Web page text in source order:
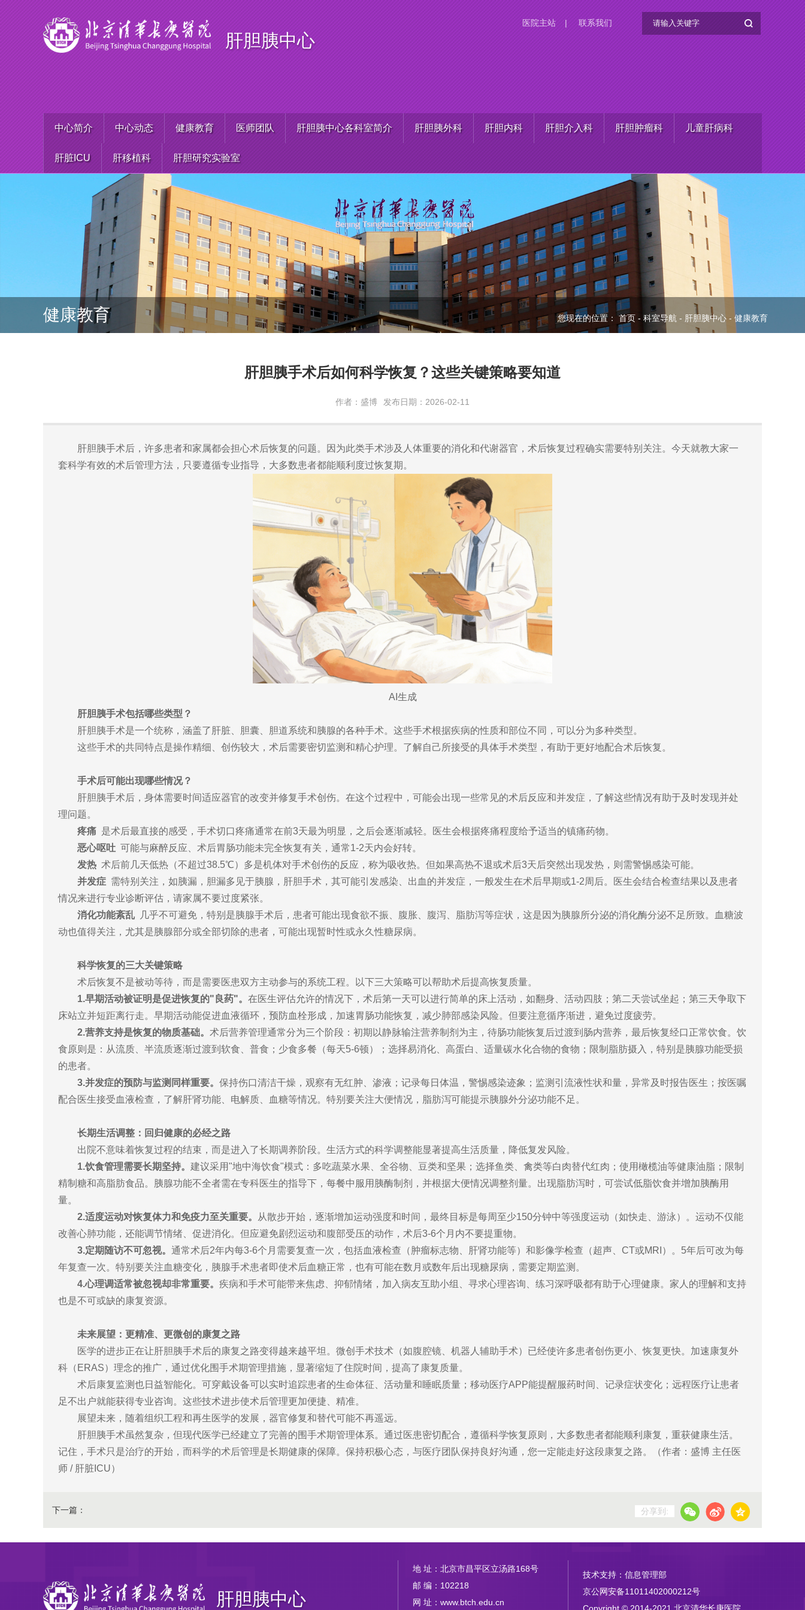
肝胆胰中心
医院主站 | 联系我们
中心简介 中心动态 健康教育 医师团队 肝胆胰中心各科室简介 肝胆胰外科 肝胆内科 肝胆介入科 肝胆肿瘤科 儿童肝病科
肝脏ICU 肝移植科 肝胆研究实验室
健康教育 您现在的位置： 首页 - 科室导航 - 肝胆胰中心 - 健康教育
肝胆胰手术后如何科学恢复？这些关键策略要知道
作者：盛博 发布日期：2026-02-11
肝胆胰手术后，许多患者和家属都会担心术后恢复的问题。因为此类手术涉及人体重要的消化和代谢器官，术后恢复过程确实需要特别关注。今天就教大家一
套科学有效的术后管理方法，只要遵循专业指导，大多数患者都能顺利度过恢复期。
AI生成
肝胆胰手术包括哪些类型？
肝胆胰手术是一个统称，涵盖了肝脏、胆囊、胆道系统和胰腺的各种手术。这些手术根据疾病的性质和部位不同，可以分为多种类型。
这些手术的共同特点是操作精细、创伤较大，术后需要密切监测和精心护理。了解自己所接受的具体手术类型，有助于更好地配合术后恢复。
手术后可能出现哪些情况？
肝胆胰手术后，身体需要时间适应器官的改变并修复手术创伤。在这个过程中，可能会出现一些常见的术后反应和并发症，了解这些情况有助于及时发现并处
理问题。
疼痛 是术后最直接的感受，手术切口疼痛通常在前3天最为明显，之后会逐渐减轻。医生会根据疼痛程度给予适当的镇痛药物。
恶心呕吐 可能与麻醉反应、术后胃肠功能未完全恢复有关，通常1-2天内会好转。
发热 术后前几天低热（不超过38.5℃）多是机体对手术创伤的反应，称为吸收热。但如果高热不退或术后3天后突然出现发热，则需警惕感染可能。
并发症 需特别关注，如胰漏，胆漏多见于胰腺，肝胆手术，其可能引发感染、出血的并发症，一般发生在术后早期或1-2周后。医生会结合检查结果以及患者
情况来进行专业诊断评估，请家属不要过度紧张。
消化功能紊乱
几乎不可避免，特别是胰腺手术后，患者可能出现食欲不振、腹胀、腹泻、脂肪泻等症状，这是因为胰腺所分泌的消化酶分泌不足所致。血糖波
动也值得关注，尤其是胰腺部分或全部切除的患者，可能出现暂时性或永久性糖尿病。
科学恢复的三大关键策略
术后恢复不是被动等待，而是需要医患双方主动参与的系统工程。以下三大策略可以帮助术后提高恢复质量。
1.早期活动被证明是促进恢复的"良药"。 在医生评估允许的情况下，术后第一天可以进行简单的床上活动，如翻身、活动四肢；第二天尝试坐起；第三天争取下
床站立并短距离行走。早期活动能促进血液循环，预防血栓形成，加速胃肠功能恢复，减少肺部感染风险。但要注意循序渐进，避免过度疲劳。
2.营养支持是恢复的物质基础。 术后营养管理通常分为三个阶段：初期以静脉输注营养制剂为主，待肠功能恢复后过渡到肠内营养，最后恢复经口正常饮食。饮
食原则是：从流质、半流质逐渐过渡到软食、普食；少食多餐（每天5-6顿）；选择易消化、高蛋白、适量碳水化合物的食物；限制脂肪摄入，特别是胰腺功能受损
的患者。
3.并发症的预防与监测同样重要。 保持伤口清洁干燥，观察有无红肿、渗液；记录每日体温，警惕感染迹象；监测引流液性状和量，异常及时报告医生；按医嘱
配合医生接受血液检查，了解肝肾功能、电解质、血糖等情况。特别要关注大便情况，脂肪泻可能提示胰腺外分泌功能不足。
长期生活调整：回归健康的必经之路
出院不意味着恢复过程的结束，而是进入了长期调养阶段。生活方式的科学调整能显著提高生活质量，降低复发风险。
1.饮食管理需要长期坚持。 建议采用"地中海饮食"模式：多吃蔬菜水果、全谷物、豆类和坚果；选择鱼类、禽类等白肉替代红肉；使用橄榄油等健康油脂；限制
精制糖和高脂肪食品。胰腺功能不全者需在专科医生的指导下，每餐中服用胰酶制剂，并根据大便情况调整剂量。出现脂肪泻时，可尝试低脂饮食并增加胰酶用
量。
2.适度运动对恢复体力和免疫力至关重要。
从散步开始，逐渐增加运动强度和时间，最终目标是每周至少150分钟中等强度运动（如快走、游泳）。运动不仅能
改善心肺功能，还能调节情绪、促进消化。但应避免剧烈运动和腹部受压的动作，术后3-6个月内不要提重物。
3.定期随访不可忽视。 通常术后2年内每3-6个月需要复查一次，包括血液检查（肿瘤标志物、肝肾功能等）和影像学检查（超声、CT或MRI）。5年后可改为每
年复查一次。特别要关注血糖变化，胰腺手术患者即使术后血糖正常，也有可能在数月或数年后出现糖尿病，需要定期监测。
4.心理调适常被忽视却非常重要。 疾病和手术可能带来焦虑、抑郁情绪，加入病友互助小组、寻求心理咨询、练习深呼吸都有助于心理健康。家人的理解和支持
也是不可或缺的康复资源。
未来展望：更精准、更微创的康复之路
医学的进步正在让肝胆胰手术后的康复之路变得越来越平坦。微创手术技术（如腹腔镜、机器人辅助手术）已经使许多患者创伤更小、恢复更快。加速康复外
科（ERAS）理念的推广，通过优化围手术期管理措施，显著缩短了住院时间，提高了康复质量。
术后康复监测也日益智能化。可穿戴设备可以实时追踪患者的生命体征、活动量和睡眠质量；移动医疗APP能提醒服药时间、记录症状变化；远程医疗让患者
足不出户就能获得专业咨询。这些技术进步使术后管理更加便捷、精准。
展望未来，随着组织工程和再生医学的发展，器官修复和替代可能不再遥远。
肝胆胰手术虽然复杂，但现代医学已经建立了完善的围手术期管理体系。通过医患密切配合，遵循科学恢复原则，大多数患者都能顺利康复，重获健康生活。
记住，手术只是治疗的开始，而科学的术后管理是长期健康的保障。保持积极心态，与医疗团队保持良好沟通，您一定能走好这段康复之路。（作者：盛博 主任医
师 / 肝脏ICU）
下一篇： 分享到:
肝胆胰中心
地 址：北京市昌平区立汤路168号
邮 编：102218
网 址：www.btch.edu.cn
技术支持：信息管理部
京公网安备11011402000212号